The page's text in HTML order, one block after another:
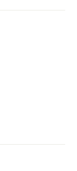
す。
とも両立可能◎